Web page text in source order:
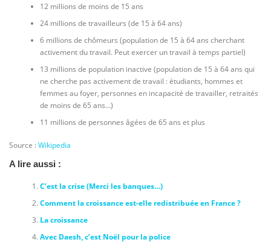
12 millions de moins de 15 ans
24 millions de travailleurs (de 15 à 64 ans)
6 millions de chômeurs (population de 15 à 64 ans cherchant
activement du travail. Peut exercer un travail à temps partiel)
13 millions de population inactive (population de 15 à 64 ans qui
ne cherche pas activement de travail : étudiants, hommes et
femmes au foyer, personnes en incapacité de travailler, retraités
de moins de 65 ans…)
11 millions de personnes âgées de 65 ans et plus
Source :Wikipedia
A lire aussi :
C’est la crise (Merci les banques…)
Comment la croissance est-elle redistribuée en France ?
La croissance
Avec Daesh, c’est Noël pour la police